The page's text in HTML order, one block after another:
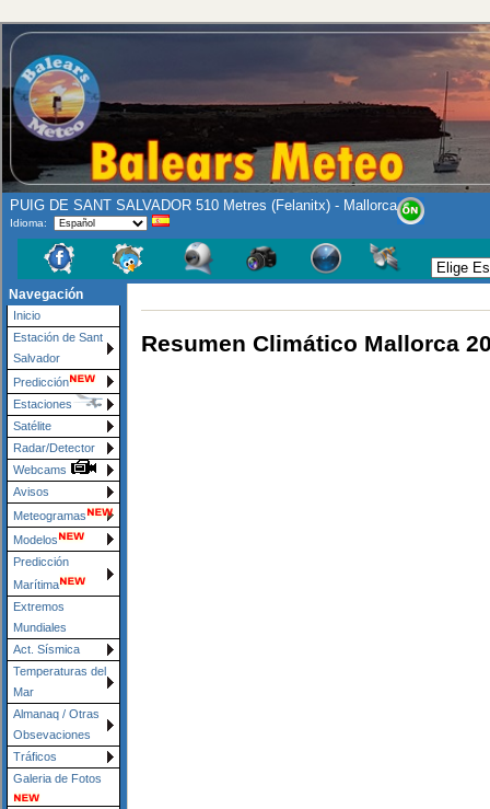
PUIG DE SANT SALVADOR 510 Metres (Felanitx) - Mallorca
Idioma:
Navegación
Inicio
Estación de Sant
Salvador
Predicción
Estaciones
Satélite
Radar/Detector
Webcams
Avisos
Meteogramas
Modelos
Predicción
Marítima
Extremos
Mundiales
Act. Sísmica
Temperaturas del
Mar
Almanaq / Otras
Obsevaciones
Tráficos
Galeria de Fotos
Resumen Climático Mallorca